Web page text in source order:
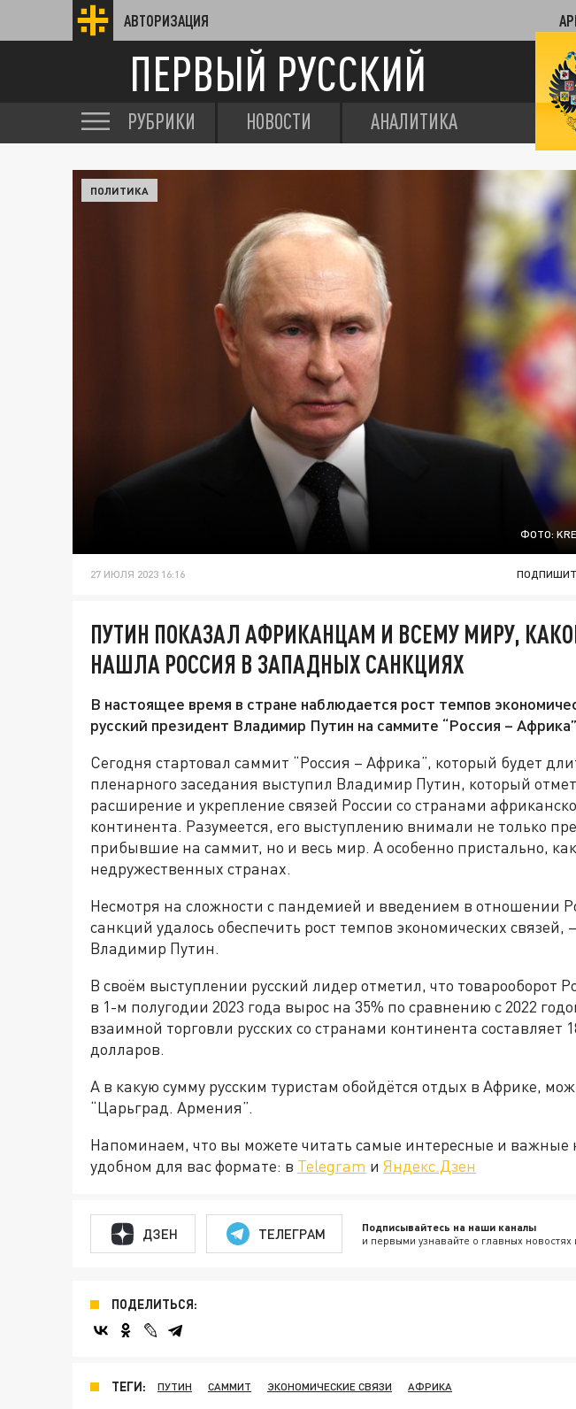
АВТОРИЗАЦИЯ
ПЕРВЫЙ РУССКИЙ
РУБРИКИ НОВОСТИ АНАЛИТИКА
ФОТО:
ПОЛИТИКА
27 ИЮЛЯ 2023 16:16
ПУТИН ПОКАЗАЛ АФРИКАНЦАМ И ВСЕМУ МИРУ,
НАШЛА РОССИЯ В ЗАПАДНЫХ САНКЦИЯХ
В настоящее время в стране наблюдается рост темпов
русский президент Владимир Путин на саммите “Россия – Африка”
Сегодня стартовал саммит “Россия – Африка”, который будет
пленарного заседания выступил Владимир Путин, который
расширение и укрепление связей России со странами
континента. Разумеется, его выступлению внимали не только
прибывшие на саммит, но и весь мир. А особенно пристально,
недружественных странах.
Несмотря на сложности с пандемией и введением в отношении
санкций удалось обеспечить рост темпов экономических связей,
Владимир Путин.
В своём выступлении русский лидер отметил, что товарооборот
в 1-м полугодии 2023 года вырос на 35% по сравнению с 2022
взаимной торговли русских со странами континента составляет
долларов.
А в какую сумму русским туристам обойдётся отдых в Африке,
“Царьград. Армения”.
Напоминаем, что вы можете читать самые интересные и важные
удобном для вас формате: в Telegram и Яндекс.Дзен
ДЗЕН ТЕЛЕГРАМ Подписывайтесь на наши каналы
и первыми узнавайте о главных
ПОДЕЛИТЬСЯ:
ТЕГИ: ПУТИН САММИТ ЭКОНОМИЧЕСКИЕ СВЯЗИ АФРИКА